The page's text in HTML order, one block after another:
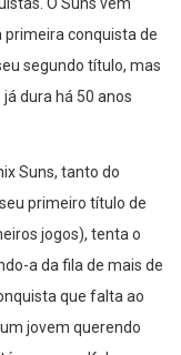
O Suns vem
primeira conquista de
segundo título, mas
dura há 50 anos
Suns, tanto do
primeiro título de
jogos), tenta o
a da fila de mais de
que falta ao
jovem querendo